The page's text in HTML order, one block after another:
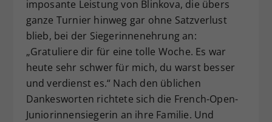
imposante Leistung von Blinkova, die übers
ganze Turnier hinweg gar ohne Satzverlust
blieb, bei der Siegerinnenehrung an:
„Gratuliere dir für eine tolle Woche. Es war
heute sehr schwer für mich, du warst besser
und verdienst es.“ Nach den üblichen
Dankesworten richtete sich die French-Open-
Juniorinnensiegerin an ihre Familie. Und